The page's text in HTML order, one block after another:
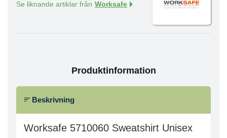
Se liknande artiklar från Worksafe
Produktinformation
Beskrivning
Worksafe 5710060 Sweatshirt Unisex